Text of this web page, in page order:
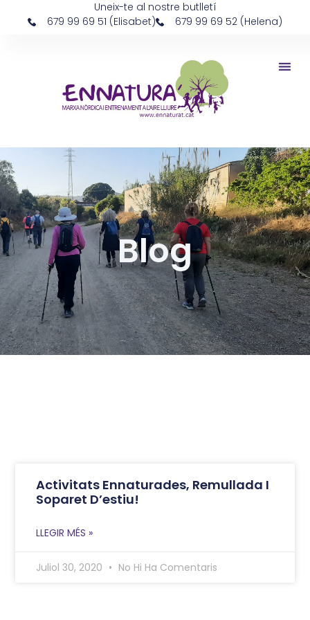
Uneix-te al nostre butlletí
679 99 69 51 (Elisabet)
679 99 69 52 (Helena)
Blog
Activitats Ennaturades, Remullada I
Soparet D’estiu!
LLEGIR MÉS »
Juliol 30, 2020 No Hi Ha Comentaris